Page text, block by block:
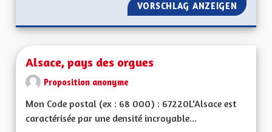
VORSCHLAG ANZEIGEN
Alsace, pays des orgues
Proposition anonyme
Mon Code postal (ex : 68 000) : 67220L'Alsace est
caractérisée par une densité incroyable...